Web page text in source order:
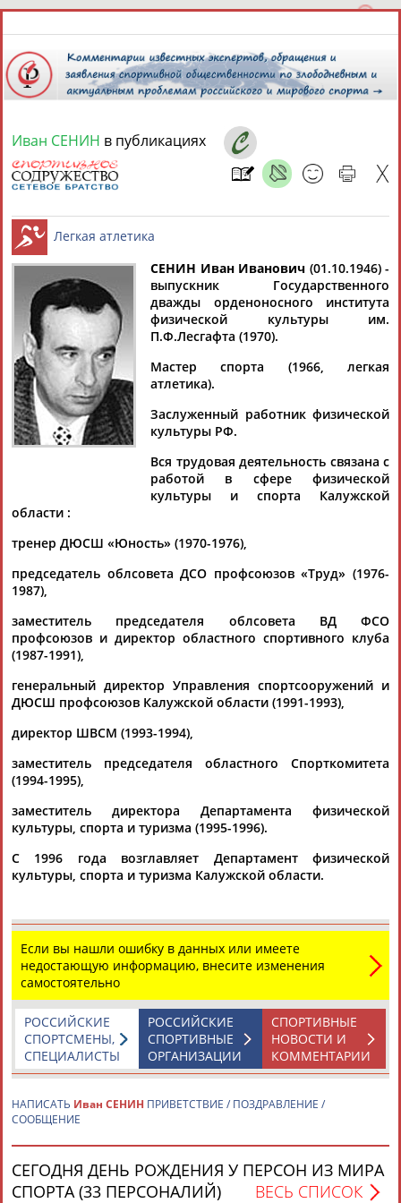
7 августа 2026 года,
СПОРТСМЕНЫ, ТРЕНЕРЫ И СПЕЦИАЛИСТЫ
Найдено: 13181персон Расширенный поиск
Аслаудин
АБАЕВ
Елена
АБАИМОВА
Мария
АБАКУМОВА
Юлия
Тамилла
АБАСОВА
Рамазан
АБАЧАРАЕВ
Ростом
АБАШИДЗЕ
Флюра
АББАТЕ-
БУЛАТОВА
Акжана
Артур
Каримжан
АБДРАХМАНОВ
Аделя
АБДРАХМАНОВА
Андрей
АБДУВАЛИЕВ
Герман
АБДУЛАЕВ
Рамазан
АБДУЛАЕВ
Тагир
АБДУЛАЕВ
Камиль
АБДУЛАЗИЗОВ
Загалав
АБДУЛБЕКОВ
Камалудин
Абдула
Магомед
Назир
Иван СЕНИН в публикациях
Легкая атлетика
СЕНИН Иван Иванович (01.10.1946) -
выпускник Государственного
дважды орденоносного института
физической культуры им.
П.Ф.Лесгафта (1970).
Мастер спорта (1966, легкая
атлетика).
Заслуженный работник физической
культуры РФ.
Вся трудовая деятельность связана с
работой в сфере физической
культуры и спорта Калужской
области :
тренер ДЮСШ «Юность» (1970-1976),
председатель облсовета ДСО профсоюзов «Труд» (1976-
1987),
заместитель председателя облсовета ВД ФСО
профсоюзов и директор областного спортивного клуба
(1987-1991),
генеральный директор Управления спортсооружений и
ДЮСШ профсоюзов Калужской области (1991-1993),
директор ШВСМ (1993-1994),
заместитель председателя областного Спорткомитета
(1994-1995),
заместитель директора Департамента физической
культуры, спорта и туризма (1995-1996).
С 1996 года возглавляет Департамент физической
культуры, спорта и туризма Калужской области.
Если вы нашли ошибку в данных или имеете
недостающую информацию, внесите изменения
самостоятельно
СПОРТИВНЫЕ
НОВОСТИ И
КОММЕНТАРИИ
РОССИЙСКИЕ
СПОРТИВНЫЕ
ОРГАНИЗАЦИИ
РОССИЙСКИЕ
СПОРТСМЕНЫ,
СПЕЦИАЛИСТЫ
НАПИСАТЬ Иван СЕНИН ПРИВЕТСТВИЕ / ПОЗДРАВЛЕНИЕ /
СООБЩЕНИЕ
СЕГОДНЯ ДЕНЬ РОЖДЕНИЯ У ПЕРСОН ИЗ МИРА
СПОРТА (33 ПЕРСОНАЛИЙ)
ВЕСЬ СПИСОК